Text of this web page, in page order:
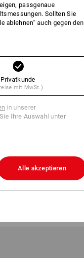
e.s. Canberra low
Paar
passgenaue
Sollten Sie
ablehnen” auch gegen den
Privatkunde
mit MwSt.)
in unserer
Ihre Auswahl unter
Alle akzeptieren